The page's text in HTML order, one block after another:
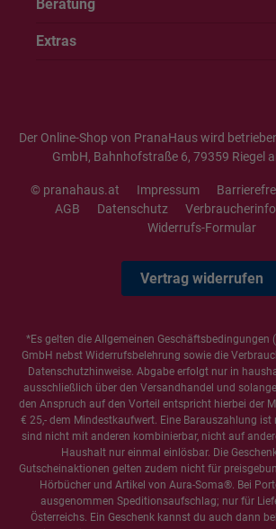
Beratung
Extras
Der Online-Shop von PranaHaus wird
GmbH, Bahnhofstraße 6, 79359 Riegel
© pranahaus.at Impressum
AGB
Datenschutz
Widerrufs-Formular
Vertrag widerrufen
*Es gelten die Allgemeinen Geschäftsbedingungen
GmbH nebst Widerrufsbelehrung sowie die
Datenschutzhinweise. Abgabe erfolgt nur in
ausschließlich über den Versandhandel und
den Anspruch auf den Vorteil entspricht hierbei der
€ 25,- dem Mindestkaufwert. Eine Barauszahlung
sind nicht mit anderen kombinierbar, nicht auf
Haushalt nur einmal einlösbar. Die
Gutscheinaktionen gelten zudem nicht für
Hörbücher und Artikel von Aura-Soma®. Bei
ausgenommen Speditionsaufschlag; nur für
Österreichs. Ein Geschenk kannst du auch dann